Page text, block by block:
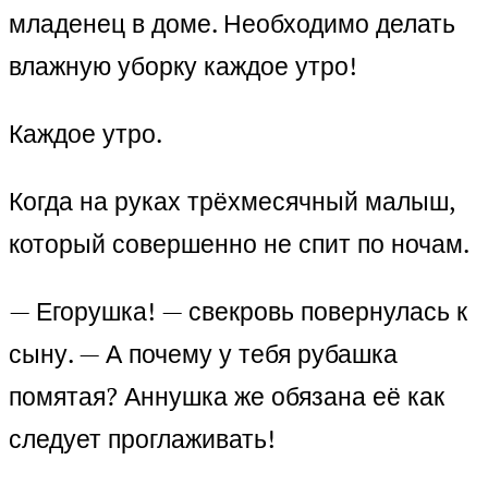
младенец в доме. Необходимо делать
влажную уборку каждое утро!
Каждое утро.
Когда на руках трёхмесячный малыш,
который совершенно не спит по ночам.
— Егорушка! — свекровь повернулась к
сыну. — А почему у тебя рубашка
помятая? Аннушка же обязана её как
следует проглаживать!